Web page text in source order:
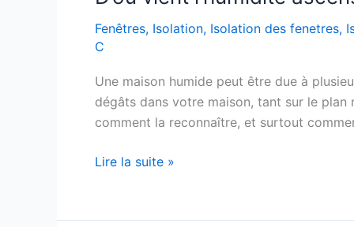
Fenêtres, Isolation, Isolation des fenetres,
C
Une maison humide peut être due à
dégâts dans votre maison, tant sur le
comment la reconnaître, et surtout
Lire la suite »